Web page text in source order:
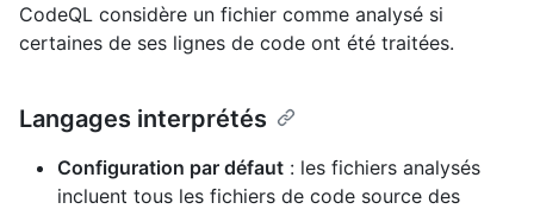
CodeQL considère un fichier comme analysé si
certaines de ses lignes de code ont été traitées.
Langages interprétés
Configuration par défaut : les fichiers analysés
incluent tous les fichiers de code source des